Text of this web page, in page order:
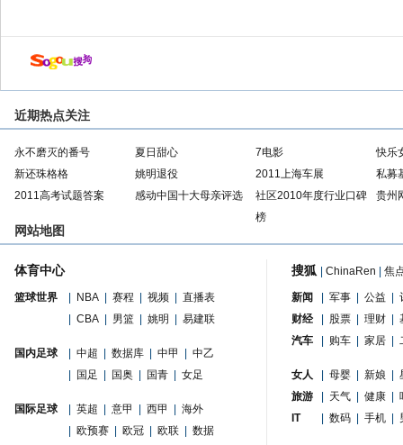
近期热点关注
永不磨灭的番号 夏日甜心 7电影
快乐
新还珠格格
姚明退役 2011上海车展
私募
2011高考试题答案
感动中国十大母亲评选
社区2010年度行业口碑
榜
贵州
网站地图
体育中心
篮球世界 NBA 赛程 视频
直播表
CBA 男篮 姚明 易建联
国内足球 中超 数据库 中甲
中乙
国足 国奥 国青 女足
国际足球 英超 意甲 西甲
海外
欧预赛 欧冠 欧联 数据
搜狐 ChinaRen 焦
新闻 军事 公益
财经
股票 理财
汽车
购车 家居
女人 母婴 新娘
旅游
天气 健康
IT
数码 手机